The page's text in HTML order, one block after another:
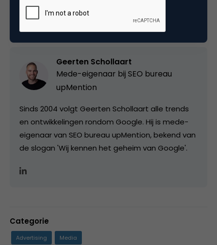
Kopieer link
Geerten Schollaart
Mede-eigenaar bij SEO bureau
upMention
Sinds 2004 volgt Geerten Schollaart alle trends
en ontwikkelingen rondom Google. Hij is mede-
eigenaar van SEO bureau upMention, bekend van
de slogan 'Wij kennen het geheim van Google'.
Categorie
Advertising Media